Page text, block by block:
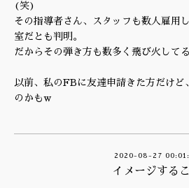
(笑)
その指導者さん、スタッフも数人雇用
室だとも判明。
だからその弾き方も数多く飛び火して
以前、私のFBに友達申請きた方だけど
のかもw
2020-08-27
イメージする